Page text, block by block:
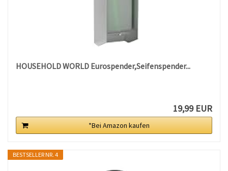
HOUSEHOLD WORLD Eurospender,Seifenspender...
19,99 EUR
*Bei Amazon kaufen
BESTSELLER NR. 4